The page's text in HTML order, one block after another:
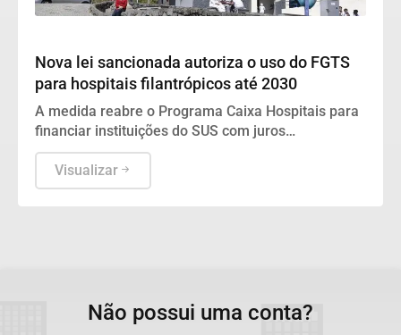
Nova lei sancionada autoriza o uso do FGTS
para hospitais filantrópicos até 2030
A medida reabre o Programa Caixa Hospitais para
financiar instituições do SUS com juros
equivalentes aos de habitação e saneamento
básico.
Visualizar
Não possui uma conta?